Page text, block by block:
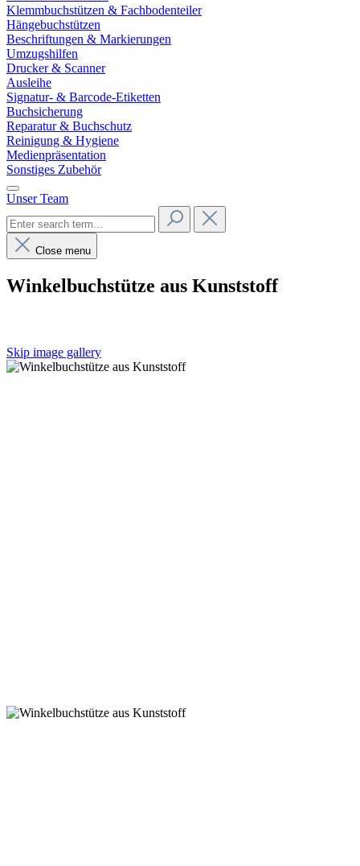
Klemmbuchstützen & Fachbodenteiler
Hängebuchstützen
Beschriftungen & Markierungen
Umzugshilfen
Drucker & Scanner
Ausleihe
Signatur- & Barcode-Etiketten
Buchsicherung
Reparatur & Buchschutz
Reinigung & Hygiene
Medienpräsentation
Sonstiges Zubehör
Unser Team
Close menu
Winkelbuchstütze aus Kunststoff
Skip image gallery